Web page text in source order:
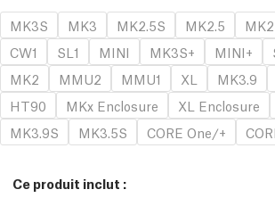
MK3S
MK3 MK2.5S MK2.5
CW1
SL1 MINI MK3S+ MINI+
MK2
MMU2 MMU1 XL MK3.9
HT90
MKx Enclosure XL Enclosure
MK3.9S
MK3.5S CORE One/+
Ce produit inclut :